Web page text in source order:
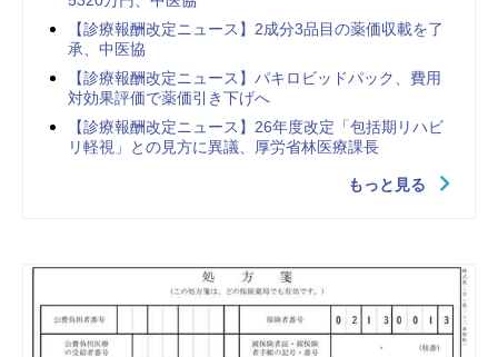
【診療報酬改定ニュース】2成分3品目の薬価収載を了
承、中医協
【診療報酬改定ニュース】パキロビッドパック、費用
対効果評価で薬価引き下げへ
【診療報酬改定ニュース】26年度改定「包括期リハビ
リ軽視」との見方に異議、厚労省林医療課長
もっと見る